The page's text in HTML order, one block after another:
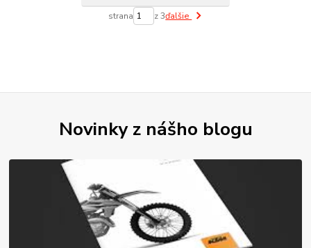
strana z 3ďalšie
Novinky z nášho blogu